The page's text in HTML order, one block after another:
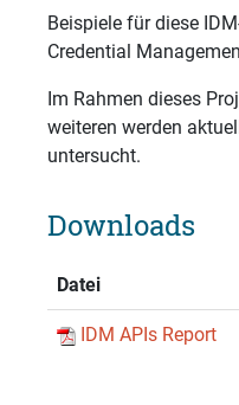
Beispiele für diese
Credential
Im Rahmen dieses
weiteren werden
untersucht.
Downloads
Datei
IDM APIs Report